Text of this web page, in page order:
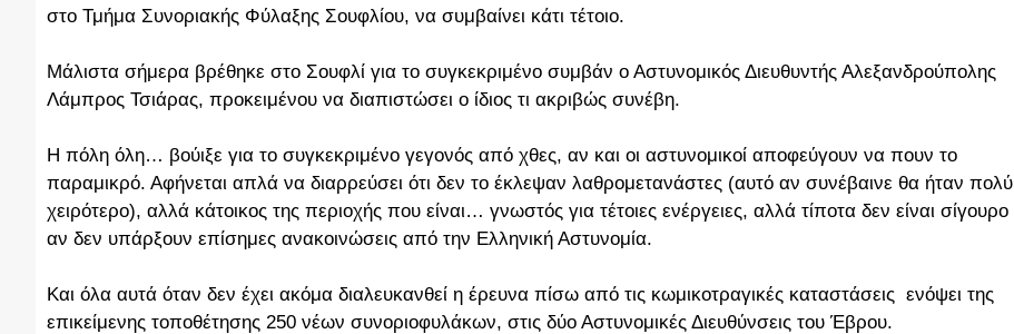
στο Τμήμα Συνοριακής Φύλαξης Σουφλίου, να συμβαίνει κάτι τέτοιο.
Μάλιστα σήμερα βρέθηκε στο Σουφλί για το συγκεκριμένο συμβάν ο Αστυνομικός Διευθυντής Αλεξανδρούπολης
Λάμπρος Τσιάρας, προκειμένου να διαπιστώσει ο ίδιος τι ακριβώς συνέβη.
Η πόλη όλη… βούιξε για το συγκεκριμένο γεγονός από χθες, αν και οι αστυνομικοί αποφεύγουν να πουν το
παραμικρό. Αφήνεται απλά να διαρρεύσει ότι δεν το έκλεψαν λαθρομετανάστες (αυτό αν συνέβαινε θα ήταν πολύ
χειρότερο), αλλά κάτοικος της περιοχής που είναι… γνωστός για τέτοιες ενέργειες, αλλά τίποτα δεν είναι σίγουρο
αν δεν υπάρξουν επίσημες ανακοινώσεις από την Ελληνική Αστυνομία.
Και όλα αυτά όταν δεν έχει ακόμα διαλευκανθεί η έρευνα πίσω από τις κωμικοτραγικές καταστάσεις ενόψει της
επικείμενης τοποθέτησης 250 νέων συνοριοφυλάκων, στις δύο Αστυνομικές Διευθύνσεις του Έβρου.